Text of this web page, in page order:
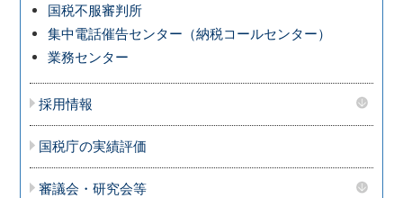
国税不服審判所
集中電話催告センター（納税コールセンター）
業務センター
採用情報
国税庁の実績評価
審議会・研究会等